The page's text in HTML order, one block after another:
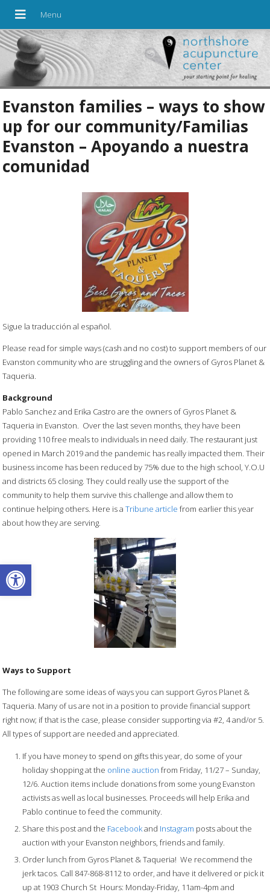
Open toolbar
Evanston families – ways to show
up for our community/Familias
Evanston – Apoyando a nuestra
comunidad
Sigue la traducción al español.
Please read for simple ways (cash and no cost) to support members of our
Evanston community who are struggling and the owners of Gyros Planet &
Taqueria.
Background
Pablo Sanchez and Erika Castro are the owners of Gyros Planet &
Taqueria in Evanston. Over the last seven months, they have been
providing 110 free meals to individuals in need daily. The restaurant just
opened in March 2019 and the pandemic has really impacted them. Their
business income has been reduced by 75% due to the high school, Y.O.U
and districts 65 closing. They could really use the support of the
community to help them survive this challenge and allow them to
continue helping others. Here is aTribune article from earlier this year
about how they are serving.
Ways to Support
The following are some ideas of ways you can support Gyros Planet &
Taqueria. Many of us are not in a position to provide financial support
right now; if that is the case, please consider supporting via #2, 4 and/or 5.
All types of support are needed and appreciated.
If you have money to spend on gifts this year, do some of your
holiday shopping at the online auction from Friday, 11/27 – Sunday,
12/6. Auction items include donations from some young Evanston
activists as well as local businesses. Proceeds will help Erika and
Pablo continue to feed the community.
Share this post and the Facebookand Instagram posts about the
auction with your Evanston neighbors, friends and family.
Order lunch from Gyros Planet & Taqueria! We recommend the
jerk tacos. Call 847-868-8112 to order, and have it delivered or pick it
up at 1903 Church St Hours: Monday-Friday, 11am-4pm and